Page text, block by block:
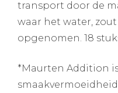
transport door de
waar het water,
opgenomen. 18
*Maurten Addition